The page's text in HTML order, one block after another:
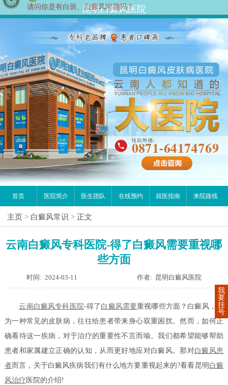
昆明白癜风医院
首页 医院简介 医生团队 在线预约 就医指南 来院路线
主页 > 白癜风常识 > 正文
云南白癜风专科医院-得了白癜风需要重视哪
些方面
时间: 2024-03-11 作者: 昆明白癜风医院
云南白癜风专科医院-得了 白癜风需要重视哪些方面？白癜风，作
为一种常见的皮肤病，往往给患者带来身心双重困扰。然而，如何正
确看待这一疾病，对于治疗的重要性不言而喻。我们都希望能够帮助
患者和家属建立正确的认知，从而更好地应对白癜风。那对白癜风患
者而言，关于白癜风疾病我们有什么地方要重视起来的?看看昆明 白癜
风治疗 医院的介绍!
我
要
挂
号